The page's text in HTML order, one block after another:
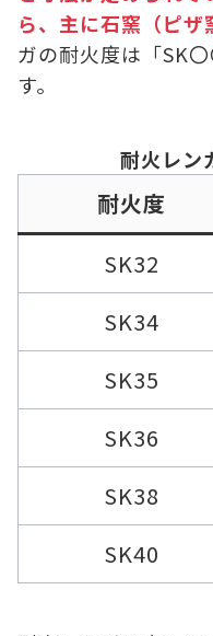
ら、主に石窯（ピザ
ガの耐火度は「SK
す。
耐火レン
耐火度
SK32
SK34
SK35
SK36
SK38
SK40